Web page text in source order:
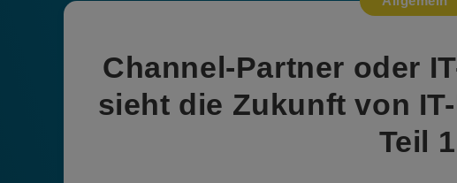
Channel-Partner oder
sieht die Zukunft von
Teil 1